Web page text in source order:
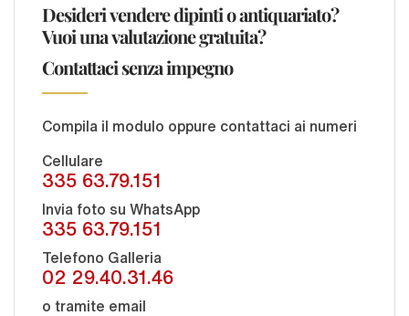
Desideri vendere dipinti o antiquariato?
Vuoi una valutazione gratuita?
Contattaci senza impegno
Compila il modulo oppure contattaci ai numeri
Cellulare
335 63.79.151
Invia foto su WhatsApp
335 63.79.151
Telefono Galleria
02 29.40.31.46
o tramite email